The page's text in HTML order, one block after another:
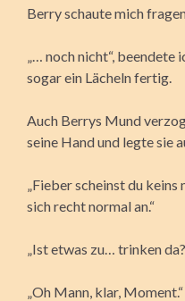
Berry schaute mich
„… noch nicht“,
sogar ein Lächeln fertig.
Auch Berrys Mund
seine Hand und legte sie
„Fieber scheinst du
sich recht normal an.“
„Ist etwas zu… trinken
„Oh Mann, klar, Moment.“